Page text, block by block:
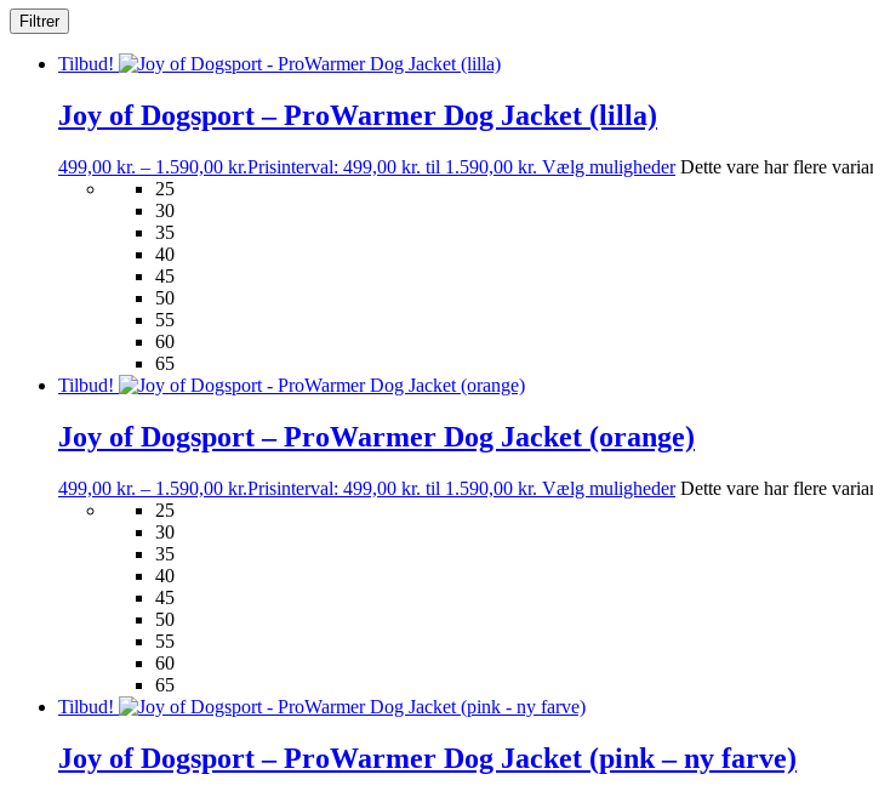
Filtrer
Tilbud!
Joy of Dogsport – ProWarmer Dog Jacket (lilla)
499,00 kr. – 1.590,00 kr.Prisinterval: 499,00 kr. til 1.590,00 kr. Vælg muligheder Dette vare har flere
25
30
35
40
45
50
55
60
65
Tilbud!
Joy of Dogsport – ProWarmer Dog Jacket (orange)
499,00 kr. – 1.590,00 kr.Prisinterval: 499,00 kr. til 1.590,00 kr. Vælg muligheder Dette vare har flere
25
30
35
40
45
50
55
60
65
Tilbud!
Joy of Dogsport – ProWarmer Dog Jacket (pink – ny farve)